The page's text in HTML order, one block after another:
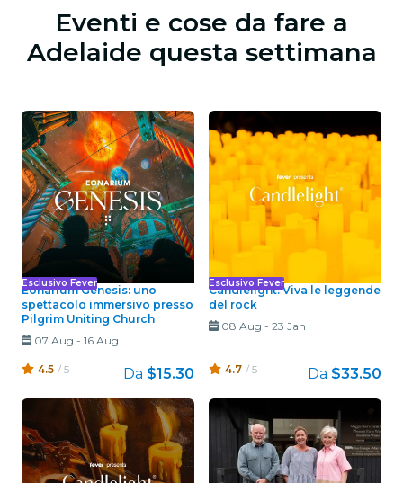
Eventi e cose da fare a
Adelaide questa settimana
Esclusivo Fever
Eonarium Genesis: uno
spettacolo immersivo presso
Pilgrim Uniting Church
07 Aug - 16 Aug
4.5 / 5 Da $15.30
Esclusivo Fever
Candlelight: Viva le leggende
del rock
08 Aug - 23 Jan
4.7 / 5 Da $33.50